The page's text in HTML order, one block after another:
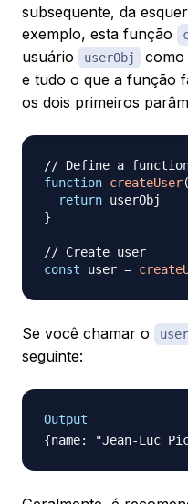
subsequente, da
exemplo, esta função
usuário
userObj
como
e tudo o que a função
os dois primeiros
// Define a
function createUser(
return
}
// Create user
const user =
Se você chamar o user
seguinte:
Output